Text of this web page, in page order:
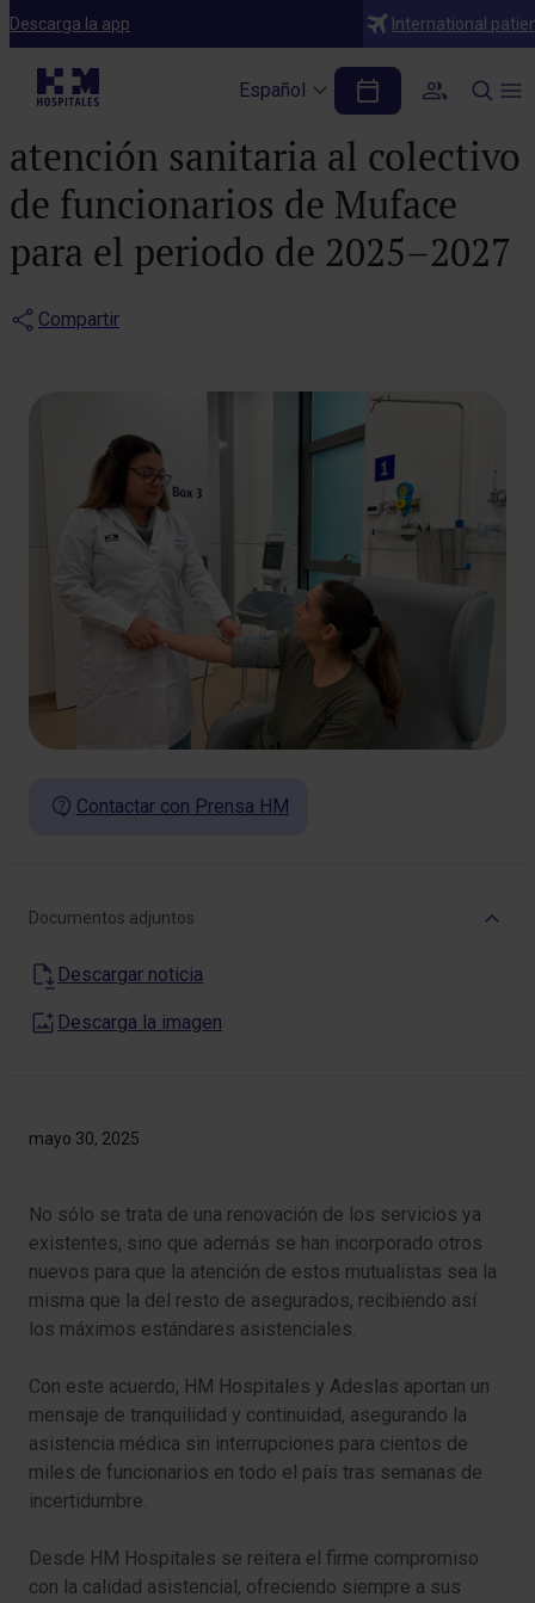
Descarga la app International
Español
Notas de prensa
HM Hospitales y Adeslas
alcanzan un acuerdo para la
atención sanitaria al colectivo
de funcionarios de Muface
para el periodo de 2025–2027
Compartir
mayo 30, 2025
No sólo se trata de una renovación de los servicios ya
existentes, sino que además se han incorporado otros
nuevos para que la atención de estos mutualistas sea la
misma que la del resto de asegurados, recibiendo así
los máximos estándares asistenciales.
Con este acuerdo, HM Hospitales y Adeslas aportan un
mensaje de tranquilidad y continuidad, asegurando la
asistencia médica sin interrupciones para cientos de
miles de funcionarios en todo el país tras semanas de
incertidumbre.
Desde HM Hospitales se reitera el firme compromiso
con la calidad asistencial, ofreciendo siempre a sus
Contactar con Prensa HM
Documentos adjuntos
Descargar noticia
Descarga la imagen